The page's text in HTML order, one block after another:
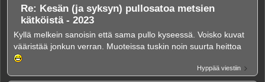
Re: Kesän (ja syksyn) pullosatoa metsien
kätköistä - 2023
Kyllä melkein sanoisin että sama pullo kyseessä. Voisko kuvat
vääristää jonkun verran. Muoteissa tuskin noin suurta heittoa
Hyppää viestiin